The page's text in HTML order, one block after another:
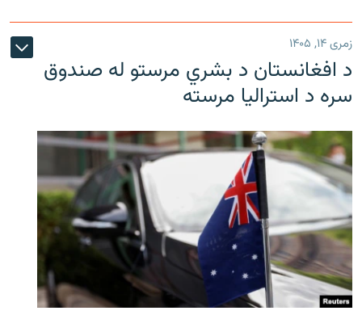
زمری ۱۴, ۱۴۰۵
د افغانستان د بشري مرستو له صندوق
سره د استرالیا مرسته